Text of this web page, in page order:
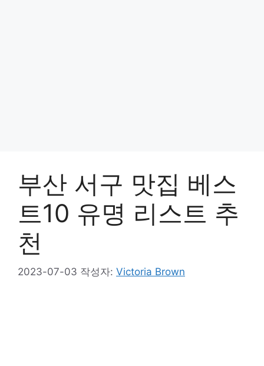
부산 서구 맛집 베스
트10 유명 리스트 추
천
2023-07-03 작성자: Victoria Brown